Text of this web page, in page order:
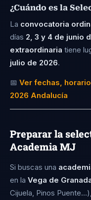
11,177
Criminología
11,085
Farmacia
11,082
Marketing e
Ingeniería
¿Cuándo es la
La convocatoria
días 2, 3 y 4 de junio
extraordinaria tiene
julio de 2026.
📅 Ver fechas,
2026 Andalucía
Preparar la
Academia MJ
Si buscas una
en la Vega de
Cijuela, Pinos